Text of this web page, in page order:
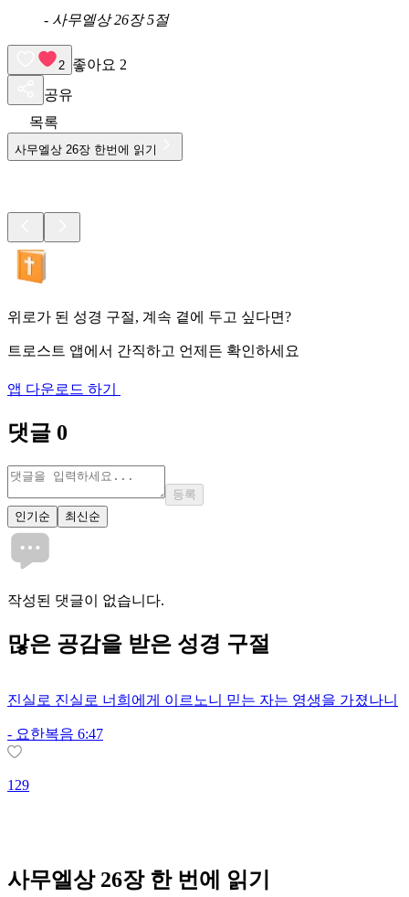
- 사무엘상 26장 5절
2 좋아요 2
공유
목록
사무엘상 26장 한번에 읽기
위로가 된 성경 구절, 계속 곁에 두고 싶다면?
트로스트 앱에서 간직하고 언제든 확인하세요
앱 다운로드 하기
댓글 0
등록
인기순
최신순
작성된 댓글이 없습니다.
많은 공감을 받은 성경 구절
진실로 진실로 너희에게 이르노니 믿는 자는 영생을 가졌나니
- 요한복음 6:47
129
사무엘상 26장 한 번에 읽기